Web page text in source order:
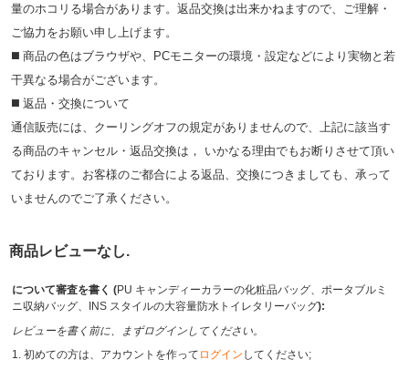
量のホコリる場合があります。返品交換は出来かねますので、ご理解・
ご協⼒をお願い申し上げます。
◼️ 商品の⾊はブラウザや、PCモニターの環境・設定などにより実物と若
⼲異なる場合がございます。
◼️ 返品・交換について
通信販売には、クーリングオフの規定がありませんので、上記に該当す
る商品のキャンセル・返品交換は， いかなる理由でもお断りさせて頂い
ております。お客様のご都合による返品、交換につきましても、承って
いませんのでご了承ください。
商品レビューなし.
について審査を書く (PU キャンディーカラーの化粧品バッグ、ポータブルミ
ニ収納バッグ、INS スタイルの大容量防水トイレタリーバッグ):
レビューを書く前に、まずログインしてください。
1. 初めての方は、アカウントを作って ログイン してください;